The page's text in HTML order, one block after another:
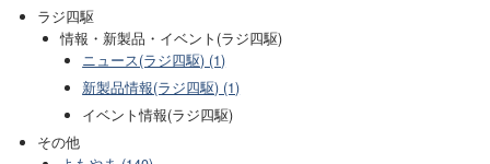
ラジ四駆
情報・新製品・イベント(ラジ四駆)
ニュース(ラジ四駆) (1)
新製品情報(ラジ四駆) (1)
イベント情報(ラジ四駆)
その他